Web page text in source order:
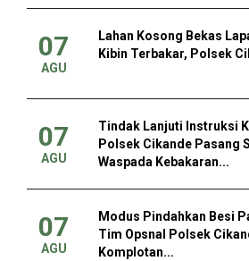
07
AGU
Lahan Kosong Bekas
Kibin Terbakar, Polsek
07
AGU
Tindak Lanjuti Instruksi
Polsek Cikande Pasang
Waspada Kebakaran...
07
AGU
Modus Pindahkan Besi
Tim Opsnal Polsek
Komplotan...